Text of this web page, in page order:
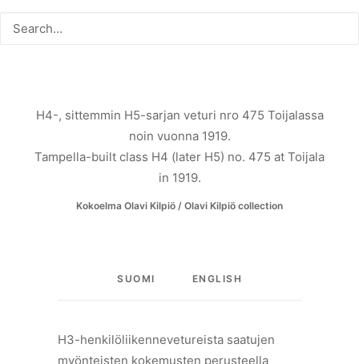
H4-, sittemmin H5-sarjan veturi nro 475 Toijalassa
noin vuonna 1919.
Tampella-built class H4 (later H5) no. 475 at Toijala
in 1919.
Kokoelma Olavi Kilpiö / Olavi Kilpiö collection
SUOMI ENGLISH
H3-henkilöliikennevetureista saatujen
myönteisten kokemusten perusteella